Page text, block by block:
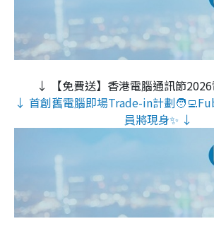
↓ 【免費送】香港電腦通訊節
↓ 首創舊電腦即場Trade-in計劃
員將現身✨ ↓